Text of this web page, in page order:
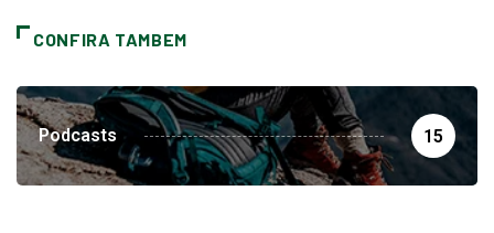
CONFIRA TAMBEM
Podcasts 15